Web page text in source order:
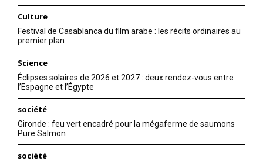
Culture
Festival de Casablanca du film arabe : les récits ordinaires au
premier plan
Science
Éclipses solaires de 2026 et 2027 : deux rendez-vous entre
l’Espagne et l’Égypte
société
Gironde : feu vert encadré pour la mégaferme de saumons
Pure Salmon
société